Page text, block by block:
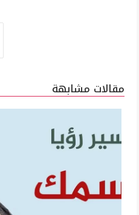
مقالات مشابهة